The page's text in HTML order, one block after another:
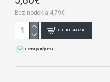
Bez nodokļa:4,79€
IELIKT GROZĀ
Uzdot jautājumu